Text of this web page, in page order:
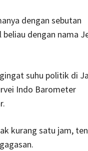
dengan sebutan
dengan nama
suhu politik di
Indo Barometer
kurang satu jam,